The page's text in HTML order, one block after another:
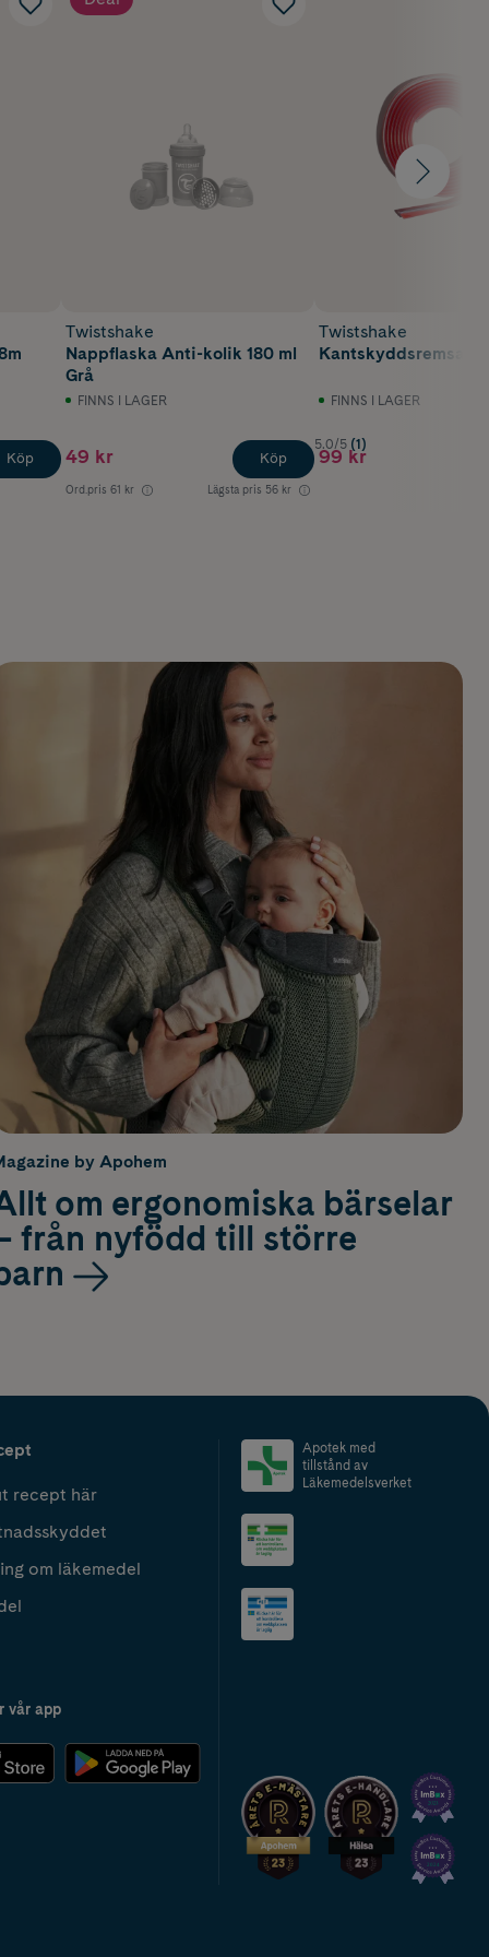
Köp
Twistshake
Nappflaska Anti-kolik 180 ml
Grå
FINNS I LAGER
49 kr
Ord.pris 61 kr Lägsta pris 56 kr
Köp
Twistshake
Kantskyddsremsa 2
FINNS I LAGER
5.0/5 (1)
99 kr
by Apohem
om ergonomiska bärselar
från nyfödd till större
recept här
om läkemedel
vår app
Apotek med
tillstånd av
Läkemedelsverket
2024